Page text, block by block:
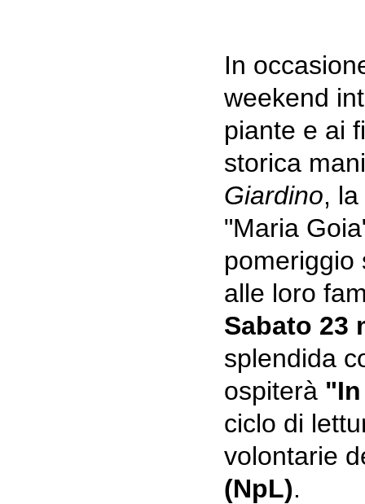
In
weekend
piante e ai
storica
Giardino,
"Maria
pomeriggio
alle loro
Sabato 23
splendida
ospiterà
ciclo di
volontarie
(NpL).